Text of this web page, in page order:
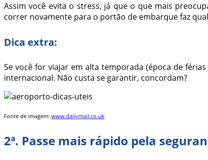
Assim você evita o stress, já que o que mais
correr novamente para o portão de embarque faz
Dica extra:
Se você for viajar em alta temporada (época de
internacional. Não custa se garantir, concordam?
Fonte de imagem: www.dailymail.co.uk
2ª. Passe mais rápido pela